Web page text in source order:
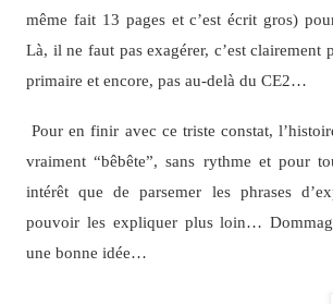
même fait 13 pages et c’est écrit gros)
Là, il ne faut pas exagérer, c’est clairement
primaire et encore, pas au-delà du CE2…
Pour en finir avec ce triste constat,
vraiment “bêbête”, sans rythme et pour
intérêt que de parsemer les phrases
pouvoir les expliquer plus loin…
une bonne idée…